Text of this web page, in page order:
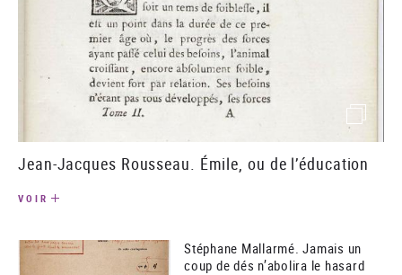
()image
Jean-Jacques Rousseau. Émile, ou de l’éducation
VOIR
Stéphane Mallarmé. Jamais un
coup de dés n’abolira le hasard